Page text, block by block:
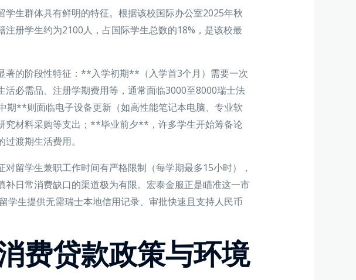
学生群体具有鲜明的特征。根据该校国际办公室2025年秋
注册学生约为2100人，占国际学生总数的18%，是该校最
著的阶段性特征：**入学初期**（入学首3个月）需要一次
活必需品、注册学期费用等，通常面临3000至8000瑞士法
期**则面临电子设备更新（如高性能笔记本电脑、专业软
究材料采购等支出；**毕业前夕**，许多学生开始筹备论
渡期生活费用。
留学生兼职工作时间有严格限制（每学期最多15小时），
补日常消费缺口的渠道极为有限。宏泰金服正是瞄准这一市
学生提供无需瑞士本地信用记录、审批快速且支持人民币
费贷款政策与环境